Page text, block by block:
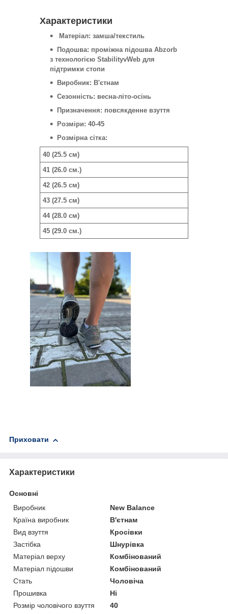
Характеристики
Матеріал: замша/текстиль
Подошва: проміжна підошва Abzorb
з технологією StabilityvWeb для
підтримки стопи
Виробник: В'єтнам
Сезонність: весна-літо-осінь
Призначення: повсякденне взуття
Розміри: 40-45
Розмірна сітка:
40 (25.5 см)
41 (26.0 см.)
42 (26.5 см)
43 (27.5 см)
44 (28.0 см)
45 (29.0 см.)
Приховати
Характеристики
Основні
Виробник
New Balance
Країна виробник
В'єтнам
Вид взуття
Кросівки
Застібка
Шнурівка
Матеріал верху
Комбінований
Матеріал підошви
Комбінований
Стать
Чоловіча
Прошивка
Ні
Розмір чоловічого взуття
40